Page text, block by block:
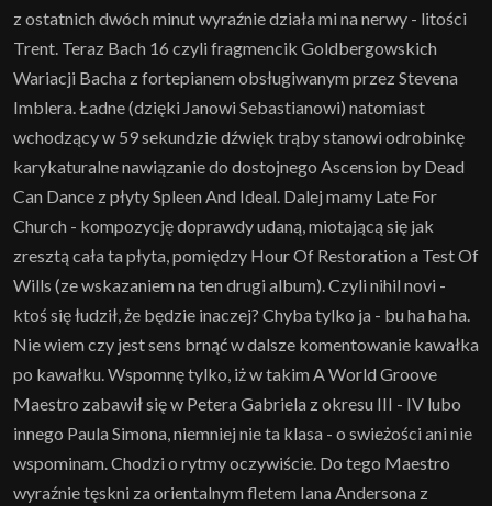
z ostatnich dwóch minut wyraźnie działa mi na nerwy - litości
Trent. Teraz Bach 16 czyli fragmencik Goldbergowskich
Wariacji Bacha z fortepianem obsługiwanym przez Stevena
Imblera. Ładne (dzięki Janowi Sebastianowi) natomiast
wchodzący w 59 sekundzie dźwięk trąby stanowi odrobinkę
karykaturalne nawiązanie do dostojnego Ascension by Dead
Can Dance z płyty Spleen And Ideal. Dalej mamy Late For
Church - kompozycję doprawdy udaną, miotającą się jak
zresztą cała ta płyta, pomiędzy Hour Of Restoration a Test Of
Wills (ze wskazaniem na ten drugi album). Czyli nihil novi -
ktoś się łudził, że będzie inaczej? Chyba tylko ja - bu ha ha ha.
Nie wiem czy jest sens brnąć w dalsze komentowanie kawałka
po kawałku. Wspomnę tylko, iż w takim A World Groove
Maestro zabawił się w Petera Gabriela z okresu III - IV lubo
innego Paula Simona, niemniej nie ta klasa - o swieżości ani nie
wspominam. Chodzi o rytmy oczywiście. Do tego Maestro
wyraźnie tęskni za orientalnym fletem Iana Andersona z